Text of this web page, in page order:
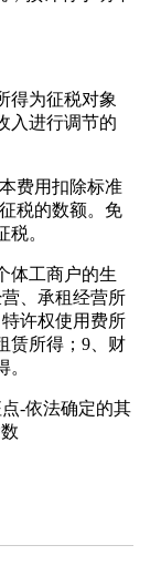
为征税对象
入进行调节的
费用扣除标准
税的数额。免
。
工商户的生
、承租经营所
许权使用费所
赁所得；9、财
-依法确定的其